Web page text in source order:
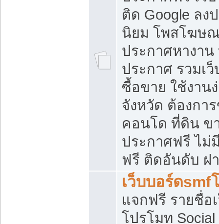
ติด Google ลง
นิยม โพสโฆษ
ประกาศหางาน
ประกาศ รวมเ
ซื้อขาย ใช้งาน
จังหวัด ต้องกา
คอนโด ที่ดิน ข
ประกาศฟรี ไม่
ฟรี ติดอันดับ ฝ
เว็บบอร์ดsmf
แจกฟรี รายชื่อ
โปรโมท